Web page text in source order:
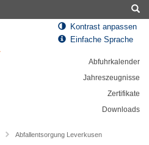
Kontrast anpassen
Einfache Sprache
Abfuhrkalender
Jahreszeugnisse
Zertifikate
Downloads
Abfallentsorgung Leverkusen